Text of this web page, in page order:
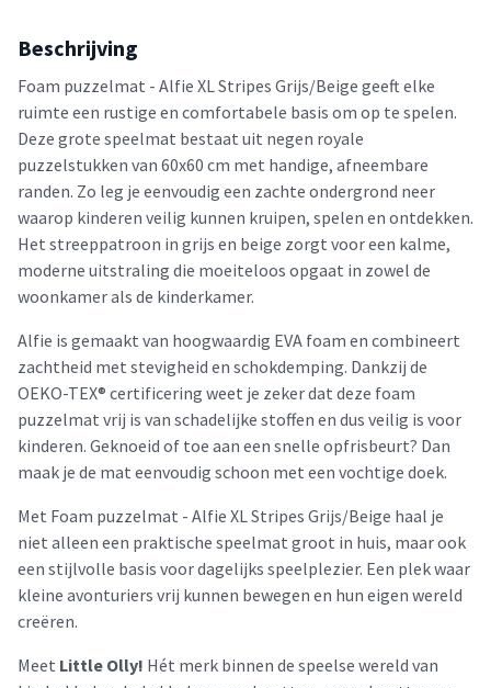
Beschrijving
Foam puzzelmat - Alfie XL Stripes Grijs/Beige geeft elke
ruimte een rustige en comfortabele basis om op te spelen.
Deze grote speelmat bestaat uit negen royale
puzzelstukken van 60x60 cm met handige, afneembare
randen. Zo leg je eenvoudig een zachte ondergrond neer
waarop kinderen veilig kunnen kruipen, spelen en ontdekken.
Het streeppatroon in grijs en beige zorgt voor een kalme,
moderne uitstraling die moeiteloos opgaat in zowel de
woonkamer als de kinderkamer.
Alfie is gemaakt van hoogwaardig EVA foam en combineert
zachtheid met stevigheid en schokdemping. Dankzij de
OEKO-TEX® certificering weet je zeker dat deze foam
puzzelmat vrij is van schadelijke stoffen en dus veilig is voor
kinderen. Geknoeid of toe aan een snelle opfrisbeurt? Dan
maak je de mat eenvoudig schoon met een vochtige doek.
Met Foam puzzelmat - Alfie XL Stripes Grijs/Beige haal je
niet alleen een praktische speelmat groot in huis, maar ook
een stijlvolle basis voor dagelijks speelplezier. Een plek waar
kleine avonturiers vrij kunnen bewegen en hun eigen wereld
creëren.
Meet Little Olly! Hét merk binnen de speelse wereld van